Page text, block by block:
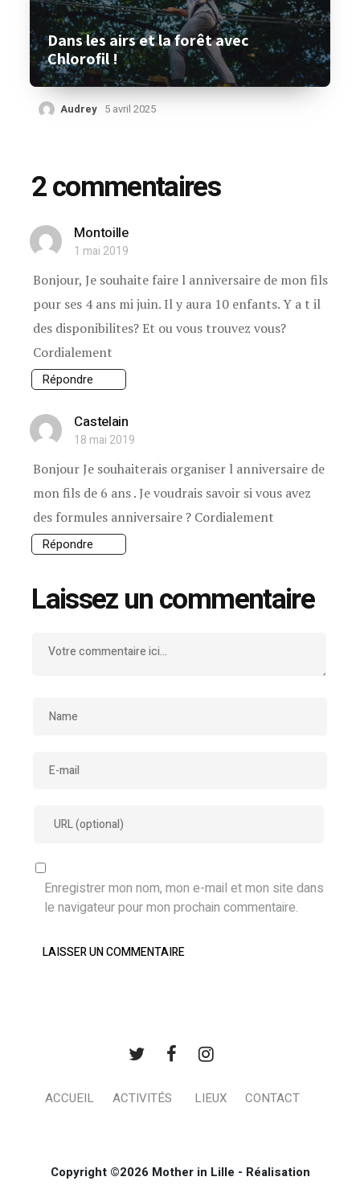
Dans les airs et la forêt avec
Chlorofil !
Audrey 5 avril 2025
2 commentaires
Montoille
1 mai 2019
Bonjour, Je souhaite faire l anniversaire de mon fils
pour ses 4 ans mi juin. Il y aura 10 enfants. Y a t il
des disponibilites? Et ou vous trouvez vous?
Cordialement
Répondre
Castelain
18 mai 2019
Bonjour Je souhaiterais organiser l anniversaire de
mon fils de 6 ans . Je voudrais savoir si vous avez
des formules anniversaire ? Cordialement
Répondre
Laissez un commentaire
Enregistrer mon nom, mon e-mail et mon site dans
le navigateur pour mon prochain commentaire.
ACCUEIL ACTIVITÉS LIEUX CONTACT
Copyright ©2026 Mother in Lille - Réalisation